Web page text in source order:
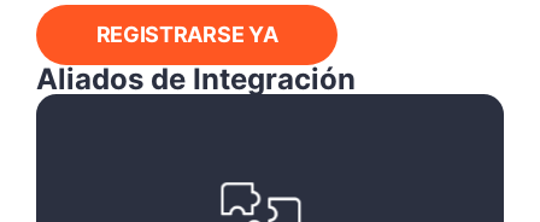
REGISTRARSE YA
Aliados de Integración